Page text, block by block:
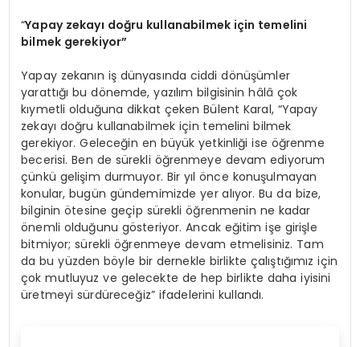
“Yapay zekayı doğru kullanabilmek için temelini
bilmek gerekiyor”
Yapay zekanın iş dünyasında ciddi dönüşümler
yarattığı bu dönemde, yazılım bilgisinin hâlâ çok
kıymetli olduğuna dikkat çeken Bülent Karal, “Yapay
zekayı doğru kullanabilmek için temelini bilmek
gerekiyor. Geleceğin en büyük yetkinliği ise öğrenme
becerisi. Ben de sürekli öğrenmeye devam ediyorum
çünkü gelişim durmuyor. Bir yıl önce konuşulmayan
konular, bugün gündemimizde yer alıyor. Bu da bize,
bilginin ötesine geçip sürekli öğrenmenin ne kadar
önemli olduğunu gösteriyor. Ancak eğitim işe girişle
bitmiyor; sürekli öğrenmeye devam etmelisiniz. Tam
da bu yüzden böyle bir dernekle birlikte çalıştığımız için
çok mutluyuz ve gelecekte de hep birlikte daha iyisini
üretmeyi sürdüreceğiz” ifadelerini kullandı.